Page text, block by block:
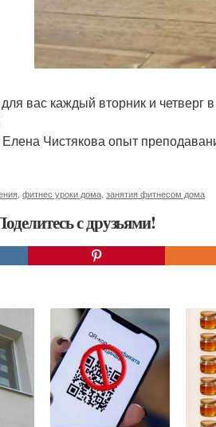
вас каждый вторник и
Чистякова опыт
фитнес уроки дома занятия фитнесом дома
с друзьями!